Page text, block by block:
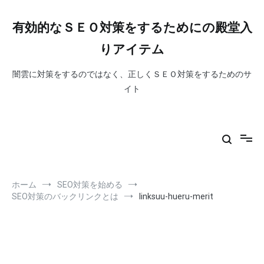
有効的なＳＥＯ対策をするためにの殿堂入
りアイテム
闇雲に対策をするのではなく、正しくＳＥＯ対策をするためのサ
イト
ホーム
SEO対策を始める
SEO対策のバックリンクとは
linksuu-hueru-merit